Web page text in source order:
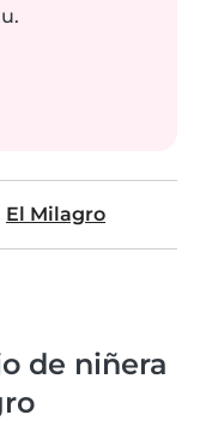
El Milagro
de niñera